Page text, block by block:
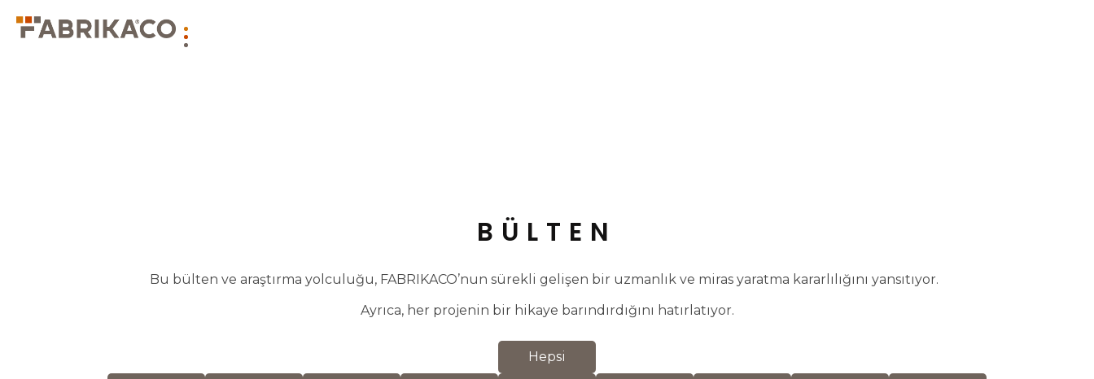
BÜLTEN
Bu bülten ve araştırma yolculuğu, FABRIKACO’nun sürekli gelişen bir uzmanlık ve miras yaratma kararlılığını yansıtıyor.
Ayrıca, her projenin bir hikaye barındırdığını hatırlatıyor.
Hepsi